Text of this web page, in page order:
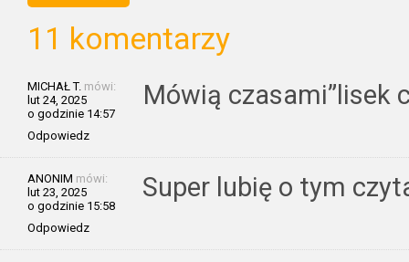
11 komentarzy
MICHAŁ T. mówi:
lut 24, 2025
o godzinie 14:57
Odpowiedz
Mówią czasami”lisek
ANONIM mówi:
lut 23, 2025
o godzinie 15:58
Odpowiedz
Super lubię o tym